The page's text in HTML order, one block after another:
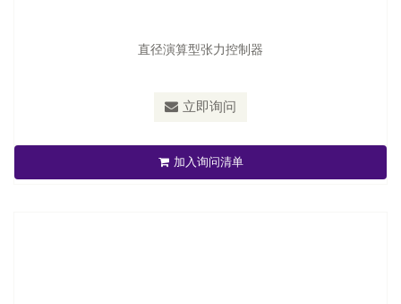
直径演算型张力控制器
立即询问
加入询问清单